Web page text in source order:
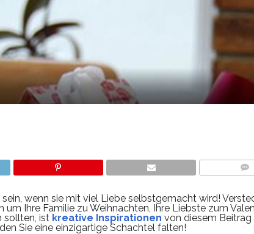
wenn sie mit viel Liebe selbstgemacht wird!
Ihre Familie zu Weihnachten, Ihre Liebste zum
sollten, ist kreative Inspirationen von diesem
Sie eine einzigartige Schachtel falten!